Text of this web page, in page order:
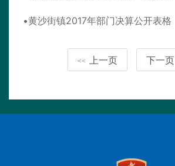
黄沙街镇2017年部门决算公开表格
<< 上一页 下一页